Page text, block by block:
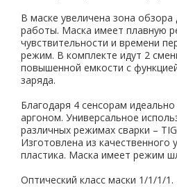
В маске увеличена зона
работы. Маска имеет плавную
чувствительности и времени
режим. В комплекте идут 2
повышенной емкости с
заряда.
Благодаря 4 сенсорам
аргоном. Универсальное
различных режимах сварки –
Изготовлена из качественного
пластика. Маска имеет режим
Оптический класс маски 1/1/1/1.